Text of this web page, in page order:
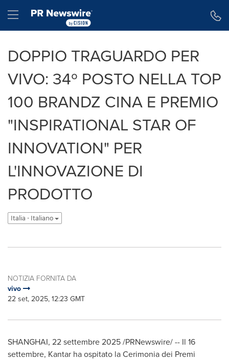
Hamburger menu
DOPPIO TRAGUARDO PER
VIVO: 34º POSTO NELLA TOP
100 BRANDZ CINA E PREMIO
"INSPIRATIONAL STAR OF
INNOVATION" PER
L'INNOVAZIONE DI
PRODOTTO
Italia - Italiano
NOTIZIA FORNITA DA
vivo
22 set, 2025, 12:23 GMT
SHANGHAI, 22 settembre 2025/PRNewswire/ -- Il 16
settembre, Kantar ha ospitato la Cerimonia dei Premi